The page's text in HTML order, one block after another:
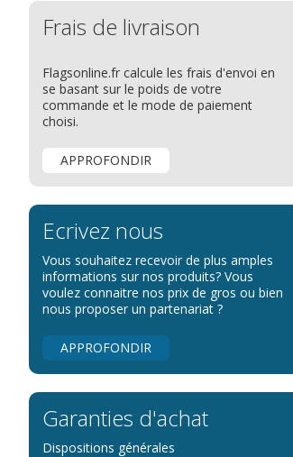
Frais de livraison
Flagsonline.fr calcule les frais d'envoi en
se basant sur le poids de votre
commande et le mode de paiement
choisi.
APPROFONDIR
Ecrivez nous
Vous souhaitez recevoir de plus amples
informations sur nos produits? Vous
voulez connaitre nos prix de gros ou bien
nous proposer un partenariat ?
APPROFONDIR
Garanties d'achat
Dispositions générales